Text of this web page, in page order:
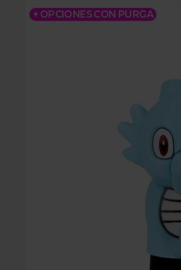
+ OPCIONES CON PURGA
BOQUILLA HORSEA 3DA